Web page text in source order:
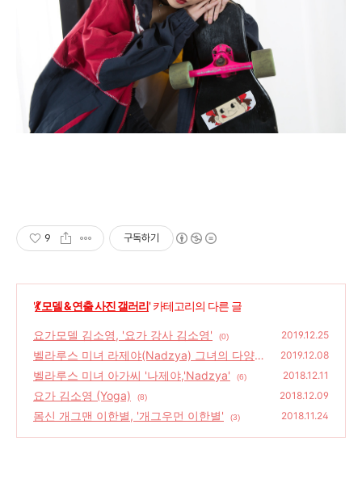
9 구독하기
'💃 모델 & 연출 사진 갤러리' 카테고리의 다른 글
요가모델 김소영, '요가 강사 김소영' (0) 2019.12.25
벨라루스 미녀 라제야(Nadzya) 그녀의 다양
한 표현력
(2)
2019.12.08
벨라루스 미녀 아가씨 '나제야,'Nadzya' (6) 2018.12.11
요가 김소영 (Yoga) (8) 2018.12.09
몸신 개그맨 이한별, '개그우먼 이한별' (3) 2018.11.24